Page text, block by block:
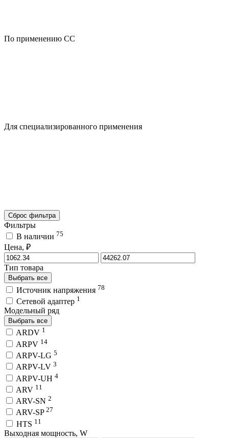
По применению CC
Для специализированного применения
Сброс фильтра
Фильтры
В наличии 75
Цена, ₽
Тип товара
Выбрать все
Источник напряжения 78
Сетевой адаптер 1
Модельный ряд
Выбрать все
ARDV 1
ARPV 14
ARPV-LG 5
ARPV-LV 3
ARPV-UH 4
ARV 11
ARV-SN 2
ARV-SP 27
HTS 11
Выходная мощность, W